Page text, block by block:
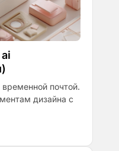
почтой.
дизайна с